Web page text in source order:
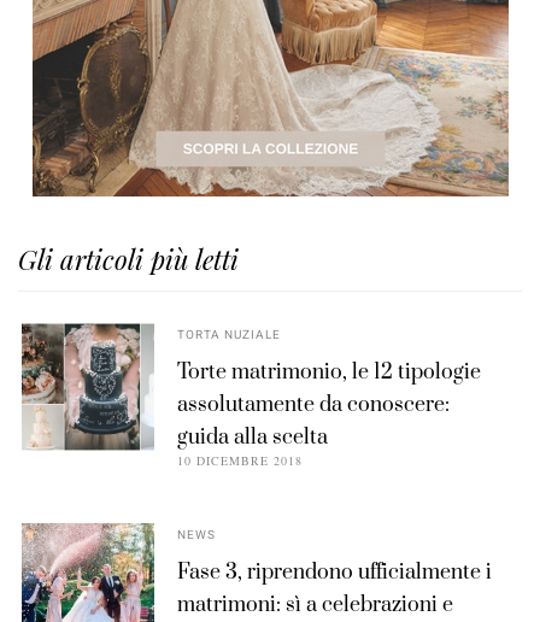
Gli articoli più letti
TORTA NUZIALE
Torte matrimonio, le 12 tipologie
assolutamente da conoscere:
guida alla scelta
10 DICEMBRE 2018
NEWS
Fase 3, riprendono ufficialmente i
matrimoni: sì a celebrazioni e